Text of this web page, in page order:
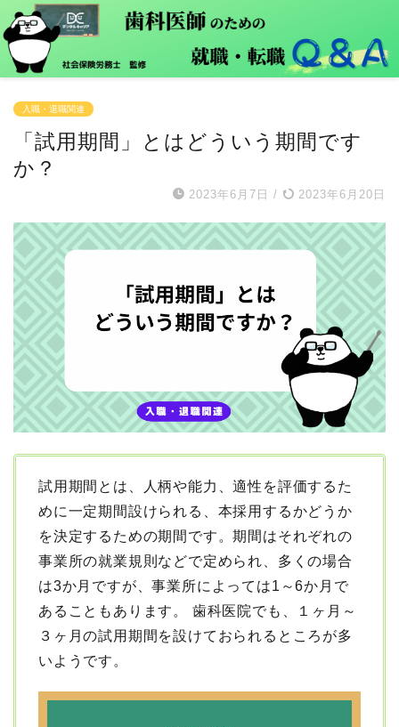
入職・退職関連
「試用期間」とはどういう期間です
か？
2023年6月7日 / 2023年6月20日
試用期間とは、人柄や能力、適性を評価するた
めに一定期間設けられる、本採用するかどうか
を決定するための期間です。期間はそれぞれの
事業所の就業規則などで定められ、多くの場合
は3か月ですが、事業所によっては1～6か月で
あることもあります。 歯科医院でも、１ヶ月～
３ヶ月の試用期間を設けておられるところが多
いようです。